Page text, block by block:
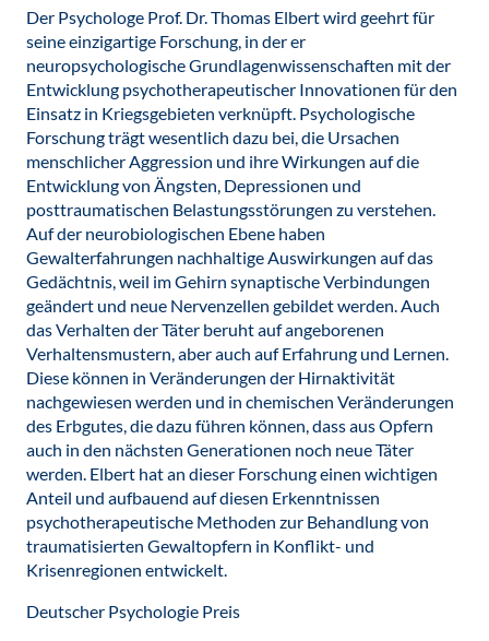
Der Psychologe Prof. Dr. Thomas Elbert wird geehrt für
seine einzigartige Forschung, in der er
neuropsychologische Grundlagenwissenschaften mit der
Entwicklung psychotherapeutischer Innovationen für den
Einsatz in Kriegsgebieten verknüpft. Psychologische
Forschung trägt wesentlich dazu bei, die Ursachen
menschlicher Aggression und ihre Wirkungen auf die
Entwicklung von Ängsten, Depressionen und
posttraumatischen Belastungsstörungen zu verstehen.
Auf der neurobiologischen Ebene haben
Gewalterfahrungen nachhaltige Auswirkungen auf das
Gedächtnis, weil im Gehirn synaptische Verbindungen
geändert und neue Nervenzellen gebildet werden. Auch
das Verhalten der Täter beruht auf angeborenen
Verhaltensmustern, aber auch auf Erfahrung und Lernen.
Diese können in Veränderungen der Hirnaktivität
nachgewiesen werden und in chemischen Veränderungen
des Erbgutes, die dazu führen können, dass aus Opfern
auch in den nächsten Generationen noch neue Täter
werden. Elbert hat an dieser Forschung einen wichtigen
Anteil und aufbauend auf diesen Erkenntnissen
psychotherapeutische Methoden zur Behandlung von
traumatisierten Gewaltopfern in Konflikt- und
Krisenregionen entwickelt.
Deutscher Psychologie Preis